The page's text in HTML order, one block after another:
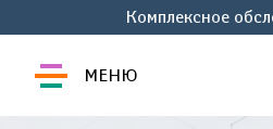
Комплексное
МЕНЮ